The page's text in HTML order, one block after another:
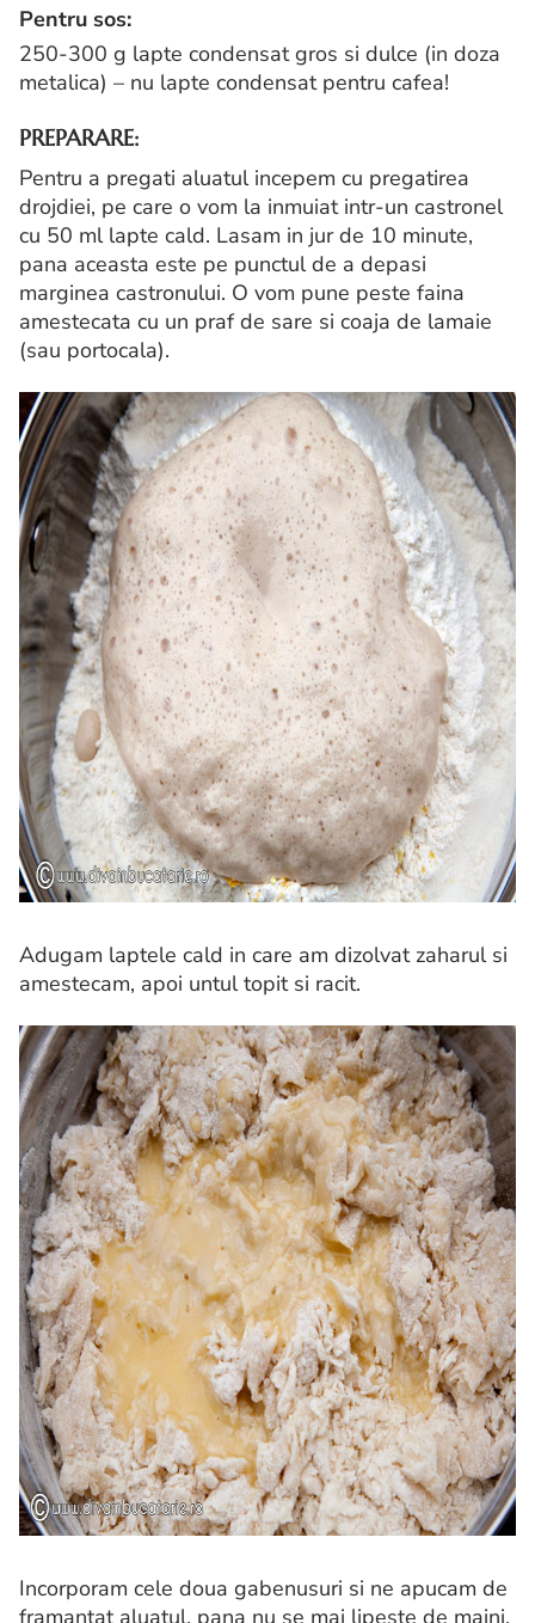
Pentru sos:
250-300 g lapte condensat gros si dulce (in doza
metalica) – nu lapte condensat pentru cafea!
PREPARARE:
Pentru a pregati aluatul incepem cu pregatirea
drojdiei, pe care o vom la inmuiat intr-un castronel
cu 50 ml lapte cald. Lasam in jur de 10 minute,
pana aceasta este pe punctul de a depasi
marginea castronului. O vom pune peste faina
amestecata cu un praf de sare si coaja de lamaie
(sau portocala).
Adugam laptele cald in care am dizolvat zaharul si
amestecam, apoi untul topit si racit.
Incorporam cele doua gabenusuri si ne apucam de
framantat aluatul, pana nu se mai lipeste de maini.